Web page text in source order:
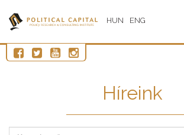
HUN ENG
Híreink